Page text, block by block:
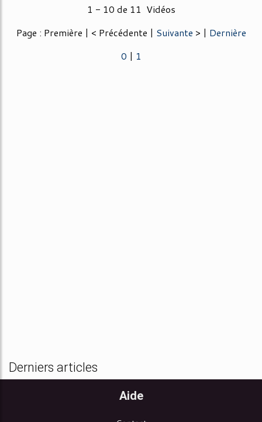
1 - 10 de 11 Vidéos
Page : Première | < Précédente | Suivante > | Dernière
0 | 1
Derniers articles
Aide